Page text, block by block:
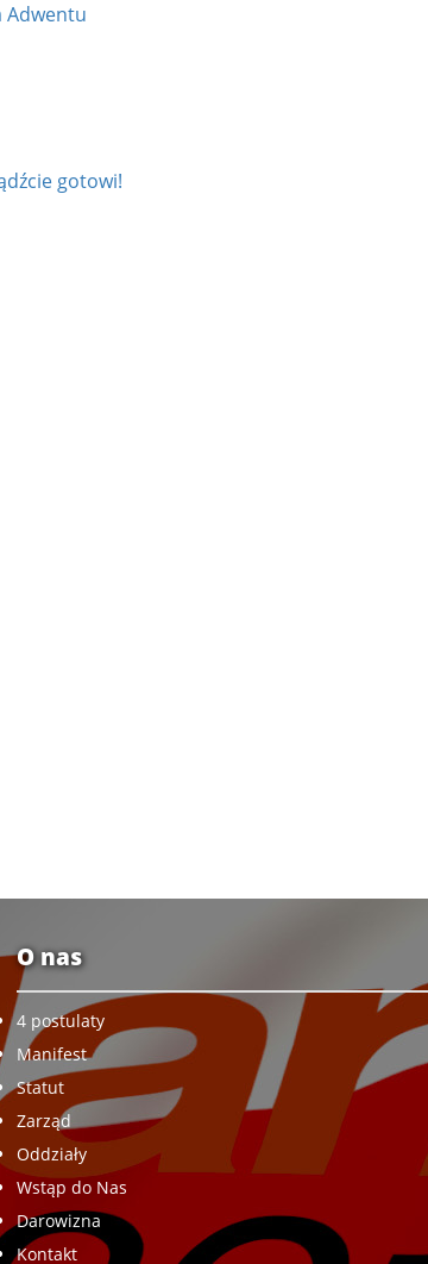
Adwentu
gotowi!
O nas
4 postulaty
Manifest
Statut
Zarząd
Oddziały
Wstąp do Nas
Darowizna
Kontakt